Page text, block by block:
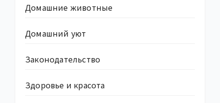
Домашние животные
Домашний уют
Законодательство
Здоровье и красота